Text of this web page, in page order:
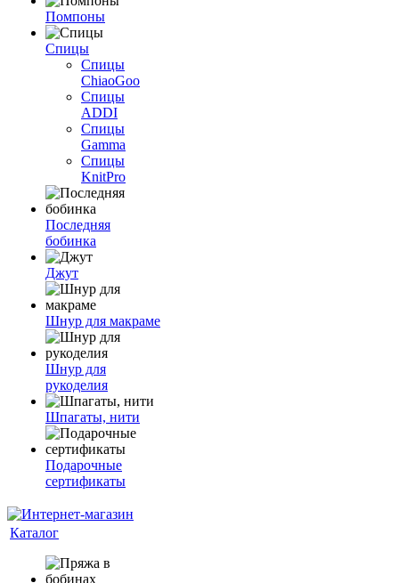
Помпоны
Спицы
Спицы
ChiaoGoo
Спицы
ADDI
Спицы
Gamma
Спицы
KnitPro
Последняя
бобинка
Джут
Шнур для макраме
Шнур для
рукоделия
Шпагаты, нити
Подарочные
сертификаты
Каталог